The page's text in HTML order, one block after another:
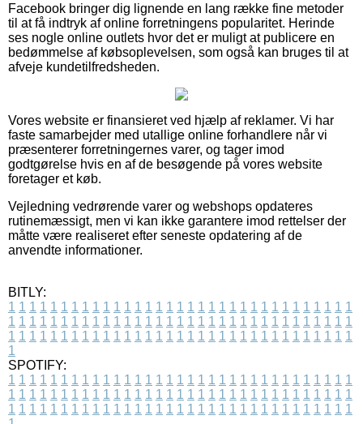
Facebook bringer dig lignende en lang række fine metoder
til at få indtryk af online forretningens popularitet. Herinde
ses nogle online outlets hvor det er muligt at publicere en
bedømmelse af købsoplevelsen, som også kan bruges til at
afveje kundetilfredsheden.
Vores website er finansieret ved hjælp af reklamer. Vi har
faste samarbejder med utallige online forhandlere når vi
præsenterer forretningernes varer, og tager imod
godtgørelse hvis en af de besøgende på vores website
foretager et køb.
Vejledning vedrørende varer og webshops opdateres
rutinemæssigt, men vi kan ikke garantere imod rettelser der
måtte være realiseret efter seneste opdatering af de
anvendte informationer.
BITLY:
1 1 1 1 1 1 1 1 1 1 1 1 1 1 1 1 1 1 1 1 1 1 1 1 1 1 1 1 1 1 1 1 1
1 1 1 1 1 1 1 1 1 1 1 1 1 1 1 1 1 1 1 1 1 1 1 1 1 1 1 1 1 1 1 1 1
1 1 1 1 1 1 1 1 1 1 1 1 1 1 1 1 1 1 1 1 1 1 1 1 1 1 1 1 1 1 1 1 1
1
SPOTIFY:
1 1 1 1 1 1 1 1 1 1 1 1 1 1 1 1 1 1 1 1 1 1 1 1 1 1 1 1 1 1 1 1 1
1 1 1 1 1 1 1 1 1 1 1 1 1 1 1 1 1 1 1 1 1 1 1 1 1 1 1 1 1 1 1 1 1
1 1 1 1 1 1 1 1 1 1 1 1 1 1 1 1 1 1 1 1 1 1 1 1 1 1 1 1 1 1 1 1 1